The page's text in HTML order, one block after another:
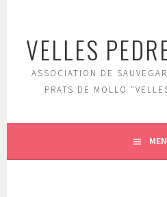
contenu
principal
VELLES
ASSOCIATION DE
PRATS DE MOLLO